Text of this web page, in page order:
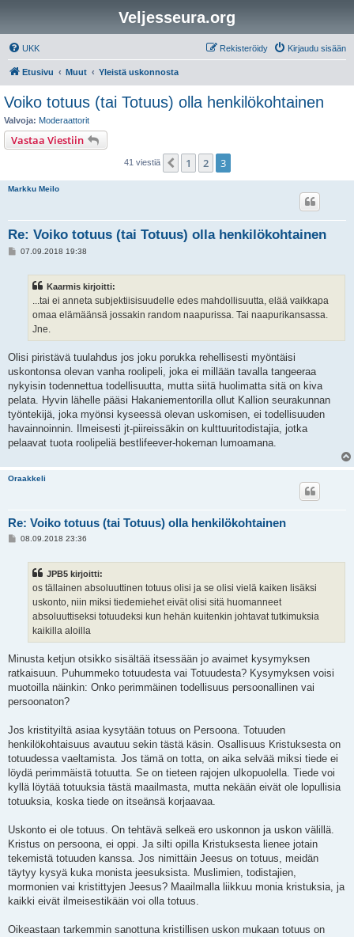
Veljesseura.org
UKK Kirjaudu sisään
Rekisteröidy
Etusivu Muut Yleistä uskonnosta
Voiko totuus (tai Totuus) olla henkilökohtainen
Valvoja: Moderaattorit
Vastaa Viestiin
41 viestiä Edellinen
1 2 3
Markku Meilo
Re: Voiko totuus (tai Totuus) olla henkilökohtainen
V07.09.2018 19:38
Kaarmis kirjoitti:
...tai ei anneta subjektiisisuudelle edes mahdollisuutta, elää vaikkapa
omaa elämäänsä jossakin random naapurissa. Tai naapurikansassa.
Jne.
Olisi piristävä tuulahdus jos joku porukka rehellisesti myöntäisi
uskontonsa olevan vanha roolipeli, joka ei millään tavalla tangeeraa
nykyisin todennettua todellisuutta, mutta siitä huolimatta sitä on kiva
pelata. Hyvin lähelle pääsi Hakaniementorilla ollut Kallion seurakunnan
työntekijä, joka myönsi kyseessä olevan uskomisen, ei todellisuuden
havainnoinnin. Ilmeisesti jt-piireissäkin on kulttuuritodistajia, jotka
pelaavat tuota roolipeliä bestlifeever-hokeman lumoamana.
Oraakkeli
Re: Voiko totuus (tai Totuus) olla henkilökohtainen
V08.09.2018 23:36
JPB5 kirjoitti:
os tällainen absoluuttinen totuus olisi ja se olisi vielä kaiken lisäksi
uskonto, niin miksi tiedemiehet eivät olisi sitä huomanneet
absoluuttiseksi totuudeksi kun hehän kuitenkin johtavat tutkimuksia
kaikilla aloilla
Minusta ketjun otsikko sisältää itsessään jo avaimet kysymyksen
ratkaisuun. Puhummeko totuudesta vai Totuudesta? Kysymyksen voisi
muotoilla näinkin: Onko perimmäinen todellisuus persoonallinen vai
persoonaton?
Jos kristityiltä asiaa kysytään totuus on Persoona. Totuuden
henkilökohtaisuus avautuu sekin tästä käsin. Osallisuus Kristuksesta on
totuudessa vaeltamista. Jos tämä on totta, on aika selvää miksi tiede ei
löydä perimmäistä totuutta. Se on tieteen rajojen ulkopuolella. Tiede voi
kyllä löytää totuuksia tästä maailmasta, mutta nekään eivät ole lopullisia
totuuksia, koska tiede on itseänsä korjaavaa.
Uskonto ei ole totuus. On tehtävä selkeä ero uskonnon ja uskon välillä.
Kristus on persoona, ei oppi. Ja silti opilla Kristuksesta lienee jotain
tekemistä totuuden kanssa. Jos nimittäin Jeesus on totuus, meidän
täytyy kysyä kuka monista jeesuksista. Muslimien, todistajien,
mormonien vai kristittyjen Jeesus? Maailmalla liikkuu monia kristuksia, ja
kaikki eivät ilmeisestikään voi olla totuus.
Oikeastaan tarkemmin sanottuna kristillisen uskon mukaan totuus on